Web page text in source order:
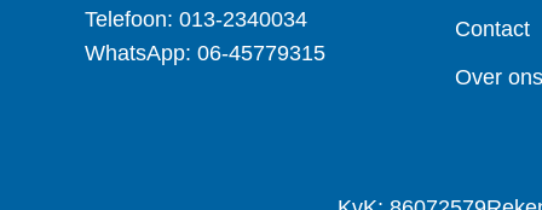
Telefoon: 013-2340034
WhatsApp: 06-45779315
Contact
Over ons